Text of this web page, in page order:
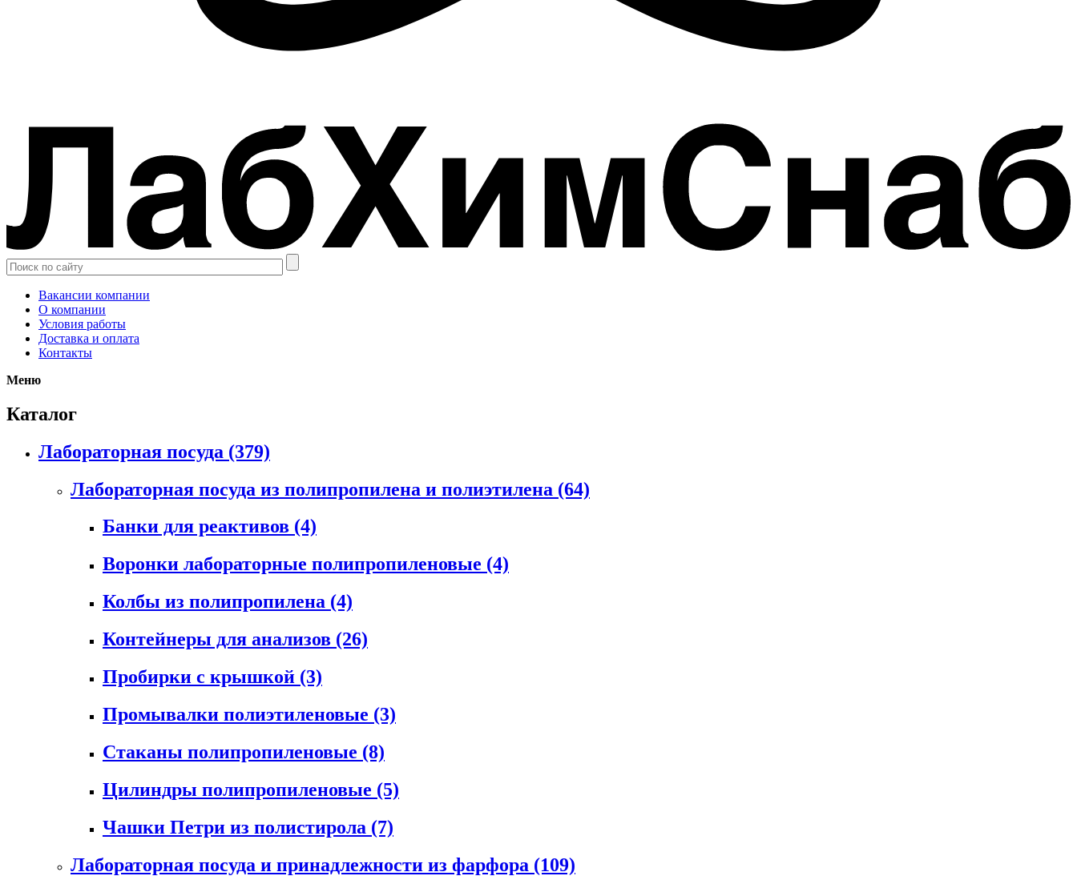
Вакансии компании
О компании
Условия работы
Доставка и оплата
Контакты
Меню
Каталог
Лабораторная посуда (379)
Лабораторная посуда из полипропилена и полиэтилена (64)
Банки для реактивов (4)
Воронки лабораторные полипропиленовые (4)
Колбы из полипропилена (4)
Контейнеры для анализов (26)
Пробирки с крышкой (3)
Промывалки полиэтиленовые (3)
Стаканы полипропиленовые (8)
Цилиндры полипропиленовые (5)
Чашки Петри из полистирола (7)
Лабораторная посуда и принадлежности из фарфора (109)